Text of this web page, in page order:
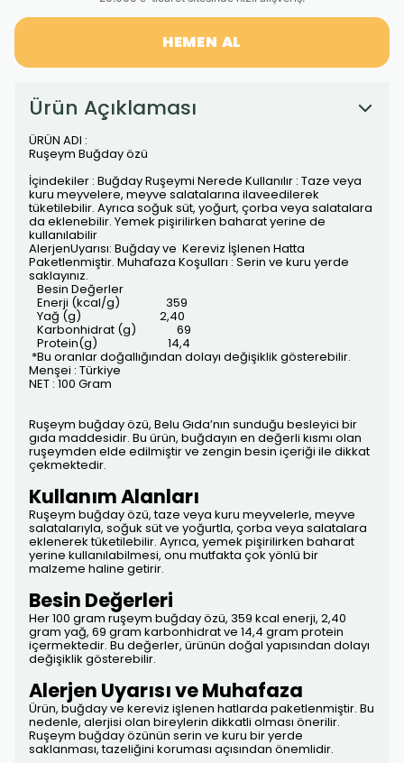
HEMEN AL
Ürün Açıklaması
ÜRÜN ADI :
Ruşeym Buğday özü
İçindekiler : Buğday Ruşeymi Nerede Kullanılır : Taze veya
kuru meyvelere, meyve salatalarına ilaveedilerek
tüketilebilir. Ayrıca soğuk süt, yoğurt, çorba veya salatalara
da eklenebilir. Yemek pişirilirken baharat yerine de
kullanılabilir
AlerjenUyarısı: Buğday ve Kereviz İşlenen Hatta
Paketlenmiştir. Muhafaza Koşulları : Serin ve kuru yerde
saklayınız.
Besin Değerler
Enerji (kcal/g) 359
Yağ (g) 2,40
Karbonhidrat (g) 69
Protein(g) 14,4
*Bu oranlar doğallığından dolayı değişiklik gösterebilir.
Menşei : Türkiye
NET : 100 Gram
Ruşeym buğday özü, Belu Gıda’nın sunduğu besleyici bir
gıda maddesidir. Bu ürün, buğdayın en değerli kısmı olan
ruşeymden elde edilmiştir ve zengin besin içeriği ile dikkat
çekmektedir.
Kullanım Alanları
Ruşeym buğday özü, taze veya kuru meyvelerle, meyve
salatalarıyla, soğuk süt ve yoğurtla, çorba veya salatalara
eklenerek tüketilebilir. Ayrıca, yemek pişirilirken baharat
yerine kullanılabilmesi, onu mutfakta çok yönlü bir
malzeme haline getirir.
Besin Değerleri
Her 100 gram ruşeym buğday özü, 359 kcal enerji, 2,40
gram yağ, 69 gram karbonhidrat ve 14,4 gram protein
içermektedir. Bu değerler, ürünün doğal yapısından dolayı
değişiklik gösterebilir.
Alerjen Uyarısı ve Muhafaza
Ürün, buğday ve kereviz işlenen hatlarda paketlenmiştir. Bu
nedenle, alerjisi olan bireylerin dikkatli olması önerilir.
Ruşeym buğday özünün serin ve kuru bir yerde
saklanması, tazeliğini koruması açısından önemlidir.